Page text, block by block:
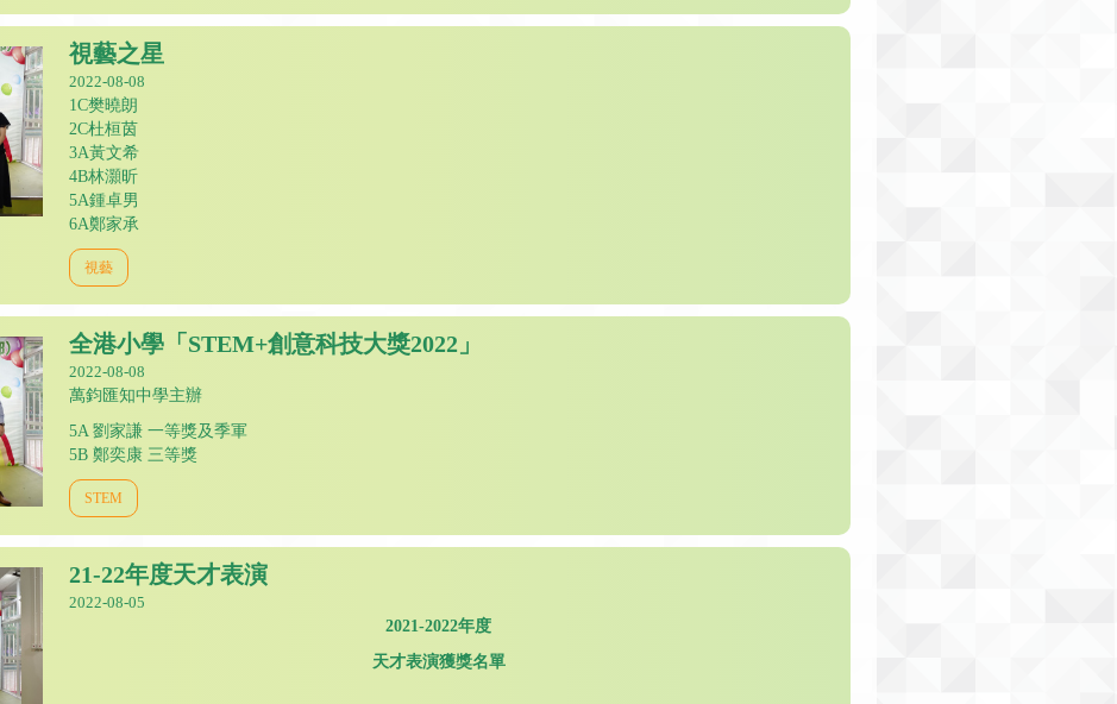
視藝之星
2022-08-08
1C樊曉朗
2C杜桓茵
3A黃文希
4B林灝昕
5A鍾卓男
6A鄭家承
視藝
全港小學「STEM+創意科技大獎2022」
2022-08-08
萬鈞匯知中學主辦
5A 劉家謙 一等獎及季軍
5B 鄭奕康 三等獎
STEM
21-22年度天才表演
2022-08-05
2021-2022年度
天才表演獲獎名單